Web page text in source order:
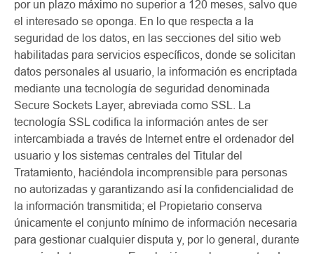
por un plazo máximo no superior a 120 meses, salvo que
el interesado se oponga. En lo que respecta a la
seguridad de los datos, en las secciones del sitio web
habilitadas para servicios específicos, donde se solicitan
datos personales al usuario, la información es encriptada
mediante una tecnología de seguridad denominada
Secure Sockets Layer, abreviada como SSL. La
tecnología SSL codifica la información antes de ser
intercambiada a través de Internet entre el ordenador del
usuario y los sistemas centrales del Titular del
Tratamiento, haciéndola incomprensible para personas
no autorizadas y garantizando así la confidencialidad de
la información transmitida; el Propietario conserva
únicamente el conjunto mínimo de información necesaria
para gestionar cualquier disputa y, por lo general, durante